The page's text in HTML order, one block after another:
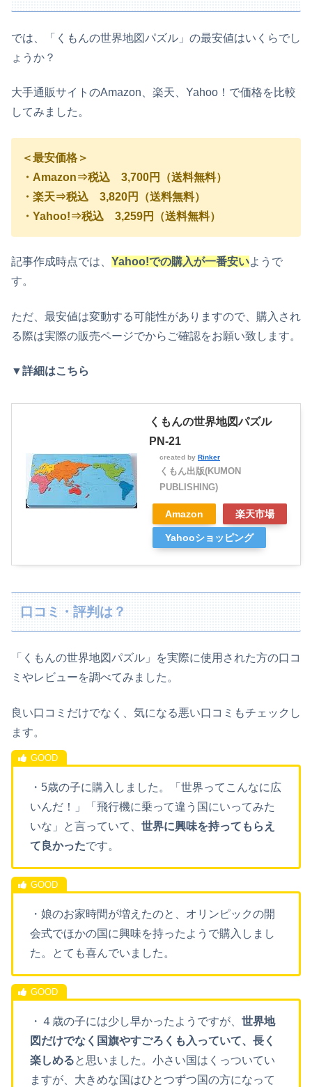
では、 「 くもんの世界地図パズル 」 の最安値はいくらでし
ょうか？
大手通販サイトのAmazon、楽天、Yahoo！で価格を比較
してみました。
＜最安価格＞
・ Amazon⇒税込 3,700円（送料無料）
・楽天⇒税込 3,820円（送料無料）
・Yahoo!⇒税込 3,259円（送料無料）
記事作成時点では、 Yahoo!での購入が一番安いようで
す。
ただ、最安値は変動する可能性がありますので、購入され
る際は実際の販売ページでからご確認をお願い致します。
▼詳細はこちら
くもんの世界地図パズル
PN-21
created by Rinker
くもん出版(KUMON
PUBLISHING)
Amazon 楽天市場
Yahooショッピング
口コミ・評判は？
「 くもんの世界地図パズル 」
を実際に使用された方の口コ
ミやレビューを調べてみました。
良い口コミだけでなく、気になる悪い口コミもチェックし
ます。
・5歳の子に購入しました。「世界ってこんなに広
いんだ！」「飛行機に乗って違う国にいってみた
いな」と言っていて、 世界に興味を持ってもらえ
て良かったです。
・娘のお家時間が増えたのと、オリンピックの開
会式でほかの国に興味を持ったようで購入しまし
た。とても喜んでいました。
・４歳の子には少し早かったようですが、 世界地
図だけでなく国旗やすごろくも入っていて、長く
楽しめると思いました。小さい国はくっついてい
ますが、大きめな国はひとつずつ国の方になって